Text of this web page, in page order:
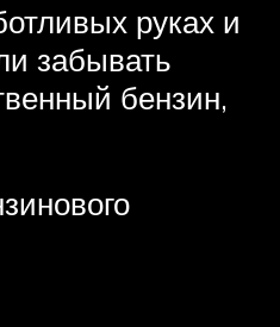
руках и
забывать
бензин,